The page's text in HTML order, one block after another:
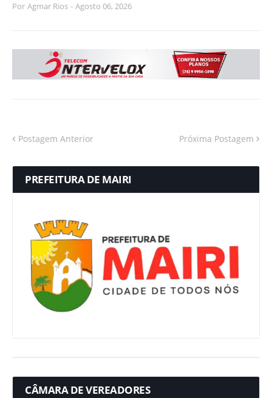
Por Agmar Rios - Agosto 06, 2026
Postagem Anterior Próxima Postagem
PREFEITURA DE MAIRI
CÂMARA DE VEREADORES